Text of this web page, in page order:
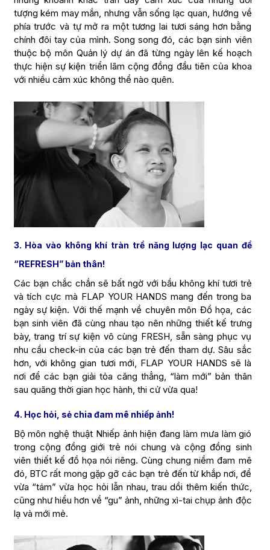
tượng kém may mắn, nhưng vẫn sống lạc quan, hướng về
phía trước và tự mở ra một tương lai tươi sáng hơn bằng
chính đôi tay của mình. Song song đó, các bạn sinh viên
thuộc bộ môn Quản lý dự án đã từng ngày lên kế hoạch
thực hiện sự kiện triển lãm cộng đồng đầu tiên của khoa
với nhiều cảm xúc không thể nào quên.
3. Hòa vào không khí tràn trề năng lượng lạc quan để
“REFRESH” bản thân!
Các bạn chắc chắn sẽ bất ngờ với bầu không khí tươi trẻ
và tích cực mà FLAP YOUR HANDS mang đến trong ba
ngày sự kiện. Với thế mạnh về chuyên môn Đồ họa, các
bạn sinh viên đã cùng nhau tạo nên những thiết kế trưng
bày, trang trí sự kiện vô cùng FRESH, sẵn sàng phục vụ
nhu cầu check-in của các bạn trẻ đến tham dự. Sâu sắc
hơn, với không gian tươi mới, FLAP YOUR HANDS sẽ là
nơi để các bạn giải tỏa căng thẳng, “làm mới” bản thân
sau quãng thời gian học hành, thi cử vừa qua!
4. Học hỏi, sẻ chia đam mê nhiếp ảnh!
Bộ môn nghệ thuật Nhiếp ảnh hiện đang làm mưa làm gió
trong cộng đồng giới trẻ nói chung và cộng đồng sinh
viên thiết kế đồ họa nói riêng. Cùng chung niềm đam mê
đó, BTC rất mong gặp gỡ các bạn trẻ đến từ khắp nơi, để
vừa “tám” vừa học hỏi lẫn nhau, trau dồi thêm kiến thức,
cũng như hiểu hơn về “gu” ảnh, những xì-tai chụp ảnh độc
lạ và mới mẻ.